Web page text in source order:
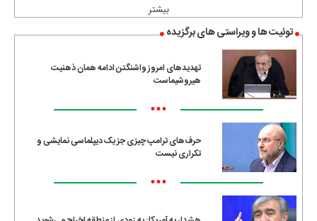
بیشتر
توئیت ها و ویراستی های برگزیده
تهدیدهای امروز واشنگتن ادامه همان ذهنیت
هیروشیماست
•••
حرف‌های ترامپ چیزی جز یک دیپلماسی نمایشی و
تکراری نیست
•••